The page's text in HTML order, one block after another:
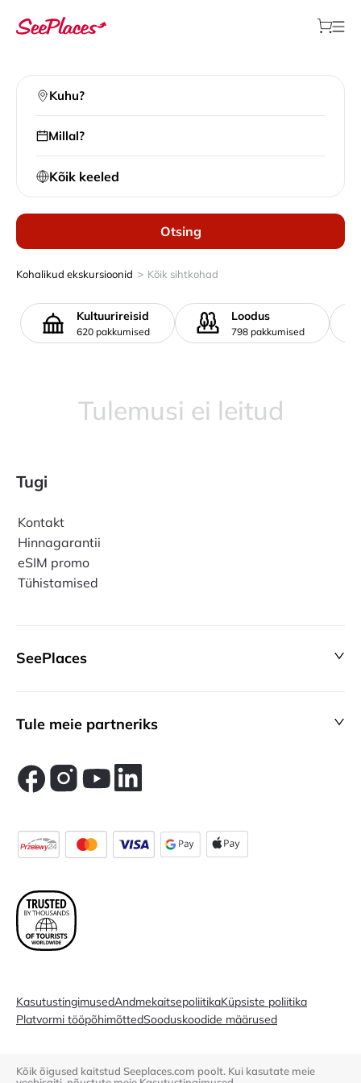
Kuhu?
Millal?
Kõik keeled
Otsing
Kohalikud ekskursioonid > Kõik sihtkohad
Kultuurireisid
620 pakkumised
Loodus
798 pakkumised
Tulemusi ei leitud
Tugi
Kontakt
Hinnagarantii
eSIM promo
Tühistamised
SeePlaces
Tule meie partneriks
KasutustingimusedAndmekaitsepoliitikaKüpsiste poliitika
Platvormi tööpõhimõttedSooduskoodide määrused
Kõik õigused kaitstud Seeplaces.com poolt. Kui kasutate meie